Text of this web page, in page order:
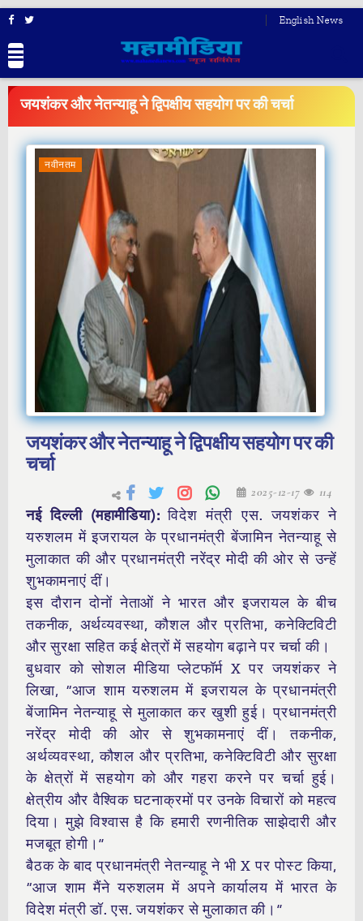
English News
BREAKINGNEWS
जयशंकर और नेतन्याहू ने द्विपक्षीय सहयोग पर की चर्चा
नवीनतम
जयशंकर और नेतन्याहू ने द्विपक्षीय सहयोग पर की
चर्चा
2025-12-17 114
नई दिल्ली (महामीडिया):विदेश मंत्री एस. जयशंकर ने
यरुशलम में इजरायल के प्रधानमंत्री बेंजामिन नेतन्याहू से
मुलाकात की और प्रधानमंत्री नरेंद्र मोदी की ओर से उन्हें
शुभकामनाएं दीं।
इस दौरान दोनों नेताओं ने भारत और इजरायल के बीच
तकनीक, अर्थव्यवस्था, कौशल और प्रतिभा, कनेक्टिविटी
और सुरक्षा सहित कई क्षेत्रों में सहयोग बढ़ाने पर चर्चा की।
बुधवार को सोशल मीडिया प्लेटफॉर्म X पर जयशंकर ने
लिखा, “आज शाम यरुशलम में इजरायल के प्रधानमंत्री
बेंजामिन नेतन्याहू से मुलाकात कर खुशी हुई। प्रधानमंत्री
नरेंद्र मोदी की ओर से शुभकामनाएं दीं। तकनीक,
अर्थव्यवस्था, कौशल और प्रतिभा, कनेक्टिविटी और सुरक्षा
के क्षेत्रों में सहयोग को और गहरा करने पर चर्चा हुई।
क्षेत्रीय और वैश्विक घटनाक्रमों पर उनके विचारों को महत्व
दिया। मुझे विश्वास है कि हमारी रणनीतिक साझेदारी और
मजबूत होगी।”
बैठक के बाद प्रधानमंत्री नेतन्याहू ने भी X पर पोस्ट किया,
“आज शाम मैंने यरुशलम में अपने कार्यालय में भारत के
विदेश मंत्री डॉ. एस. जयशंकर से मुलाकात की।”